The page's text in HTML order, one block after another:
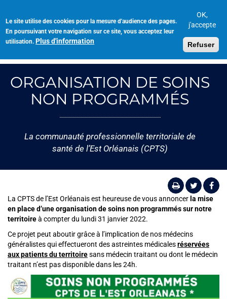
Le site utilise des cookies pour la mesure d'audience des pages.
En poursuivant votre navigation sur ce site, vous acceptez leur
utilisation. Plus d'information
OK,
j'accepte
Refuser
contenu
principal
ORGANISATION DE SOINS
NON PROGRAMMÉS
La communauté professionnelle territoriale de
santé de l’Est Orléanais (CPTS)
La CPTS de l’Est Orléanais est heureuse de vous annoncer la mise
en place d’une organisation de soins non programmés sur notre
territoireà compter du lundi 31 janvier 2022.
Ce projet peut aboutir grâce à l’implication de nos médecins
généralistes qui effectueront des astreintes médicalesréservées
aux patients du territoiresans médecin traitant ou dont le médecin
traitant n’est pas disponible dans les 24h.